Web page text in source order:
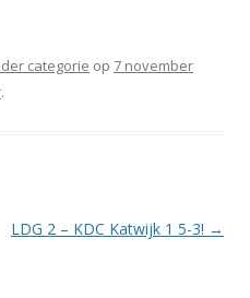
categorie op 7 november
.
LDG 2 – KDC Katwijk 1 5-3! →